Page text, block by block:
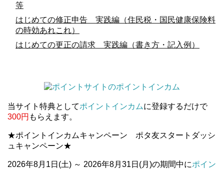
等
はじめての修正申告 実践編（住民税・国民健康保険料
の時効あれこれ）
はじめての更正の請求 実践編（書き方・記入例）
当サイト特典としてポイントインカムに登録するだけで
300円 もらえます。
★ポイントインカムキャンペーン ポタ友スタートダッシ
ュキャンペーン★
2026年8月1日(土) ～ 2026年8月31日(月)の期間中にポイン